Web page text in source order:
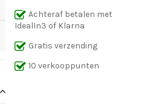
Achteraf betalen met
IdealIn3 of Klarna
Gratis verzending
10 verkooppunten